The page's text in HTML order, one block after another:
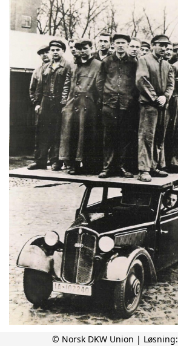
© Norsk DKW Union | Løsning: